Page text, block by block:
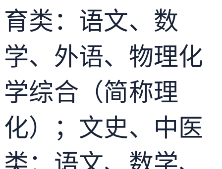
育类：语文、数
学、外语、物理化
学综合（简称理
化）；文史、中医